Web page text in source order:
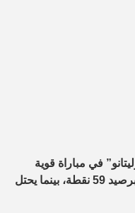
في مباراة قوية
ضمن منافسات الجولة الـ 28 من مسابقة الدوري الإسباني، حيث يتصدر أتلتيكو مدريد جدول ترتيب المسابقة برصيد 59 نقطة، بينما يحتل